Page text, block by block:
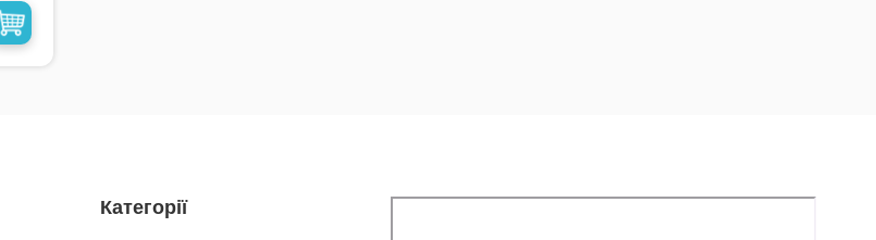
Категорії